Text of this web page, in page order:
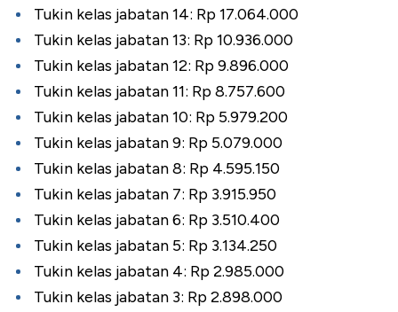
Tukin kelas jabatan 14: Rp 17.064.000
Tukin kelas jabatan 13: Rp 10.936.000
Tukin kelas jabatan 12: Rp 9.896.000
Tukin kelas jabatan 11: Rp 8.757.600
Tukin kelas jabatan 10: Rp 5.979.200
Tukin kelas jabatan 9: Rp 5.079.000
Tukin kelas jabatan 8: Rp 4.595.150
Tukin kelas jabatan 7: Rp 3.915.950
Tukin kelas jabatan 6: Rp 3.510.400
Tukin kelas jabatan 5: Rp 3.134.250
Tukin kelas jabatan 4: Rp 2.985.000
Tukin kelas jabatan 3: Rp 2.898.000